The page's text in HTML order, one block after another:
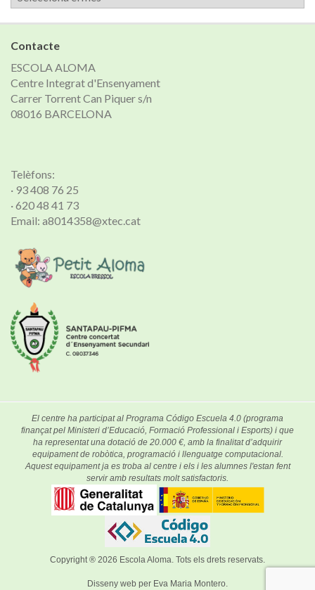
de
notícies
Contacte
ESCOLA ALOMA
Centre Integrat d'Ensenyament
Carrer Torrent Can Piquer s/n
08016 BARCELONA
Telèfons:
· 93 408 76 25
· 620 48 41 73
Email: a8014358@xtec.cat
El centre ha participat al Programa Código Escuela 4.0 (programa
finançat pel Ministeri d’Educació, Formació Professional i Esports) i que
ha representat una dotació de 20.000 €, amb la finalitat d’adquirir
equipament de robòtica, programació i llenguatge computacional.
Aquest equipament ja es troba al centre i els i les alumnes l'estan fent
servir amb resultats molt satisfactoris.
Copyright ® 2026 Escola Aloma. Tots els drets reservats.
Disseny web per Eva Maria Montero.